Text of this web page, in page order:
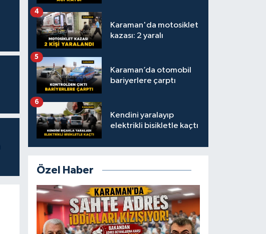
Karaman'da motosiklet
kazası: 2 yaralı
4
Karaman’da otomobil
bariyerlere çarptı
5
Kendini yaralayıp
elektrikli bisikletle kaçtı
6
Özel Haber